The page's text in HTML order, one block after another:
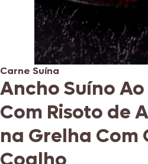
Carne Suína
Ancho Suíno
Com Risoto de
na Grelha Com